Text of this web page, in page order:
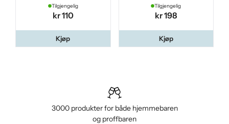
Tilgjengelig
kr 110
Kjøp
Tilgjengelig
kr 198
Kjøp
3000 produkter for både hjemmebaren
og proffbaren